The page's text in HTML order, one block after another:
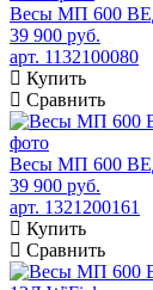
Весы МП 600
39 900 руб.
арт. 1132100080
Купить
Сравнить
Весы МП 600
39 900 руб.
арт. 1321200161
Купить
Сравнить